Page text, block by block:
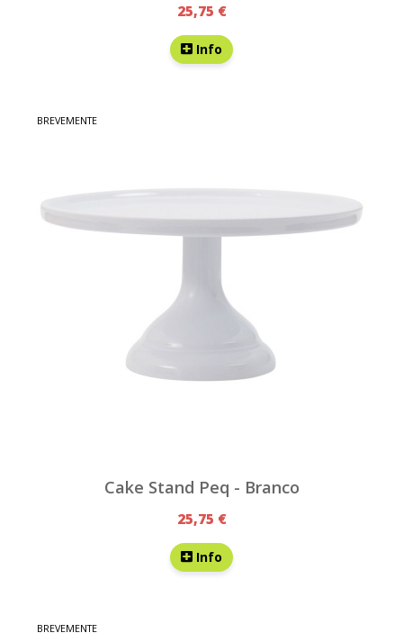
25,75 €
Info
BREVEMENTE
Cake Stand Peq - Branco
25,75 €
Info
BREVEMENTE